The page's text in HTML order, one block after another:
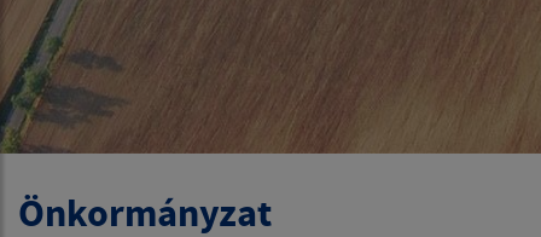
Önkormányzat